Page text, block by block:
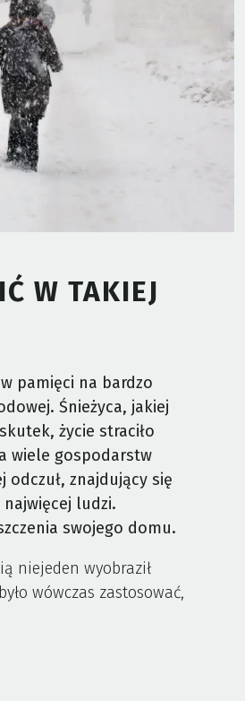
W TAKIEJ
pamięci na bardzo
Śnieżyca, jakiej
życie straciło
wiele gospodarstw
odczuł, znajdujący się
ludzi.
swojego domu.
niejeden wyobraził
wówczas zastosować,